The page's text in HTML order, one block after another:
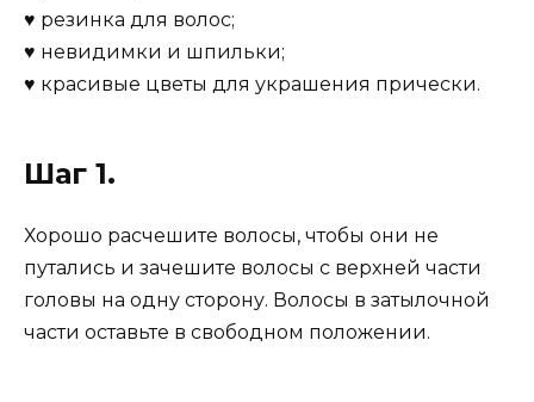
♥ резинка для волос;
♥ невидимки и шпильки;
♥ красивые цветы для украшения прически.
Шаг 1.
Хорошо расчешите волосы, чтобы они не
путались и зачешите волосы с верхней части
головы на одну сторону. Волосы в затылочной
части оставьте в свободном положении.